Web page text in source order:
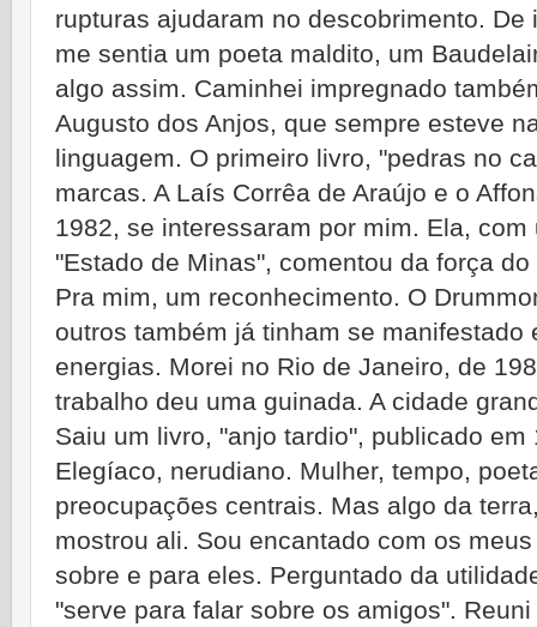
rupturas ajudaram no descobrimento. De
me sentia um poeta maldito, um
algo assim. Caminhei impregnado
Augusto dos Anjos, que sempre esteve
linguagem. O primeiro livro, "pedras no
marcas. A Laís Corrêa de Araújo e o
1982, se interessaram por mim. Ela,
"Estado de Minas", comentou da força
Pra mim, um reconhecimento. O
outros também já tinham se manifestado
energias. Morei no Rio de Janeiro, de
trabalho deu uma guinada. A cidade
Saiu um livro, "anjo tardio", publicado
Elegíaco, nerudiano. Mulher, tempo,
preocupações centrais. Mas algo da
mostrou ali. Sou encantado com os
sobre e para eles. Perguntado da
"serve para falar sobre os amigos".